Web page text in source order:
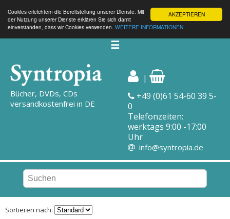
AKZEPTIEREN
Cookies erleichtern die Bereitstellung unserer Dienste. Mit
der Nutzung unserer Dienste erklären Sie sich damit
einverstanden, dass wir Cookies verwenden. WEITERE INFORMATIONEN
☰
Bücher, DVDs, CDs
versandkostenfrei in DE
|
+49 (0)61 54-60 39 5-
0
Telefonzeiten:
werktags 9:00 -17:00
Uhr
info@syntropia.de
Sortieren nach: